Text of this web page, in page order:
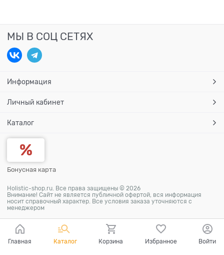
МЫ В СОЦ СЕТЯХ
Информация
Личный кабинет
Каталог
Бонусная карта
Holistic-shop.ru. Все права защищены © 2026
Внимание! Сайт не является публичной офертой, вся информация
носит справочный характер. Все условия заказа уточняются с
менеджером
Главная Каталог Корзина Избранное Войти